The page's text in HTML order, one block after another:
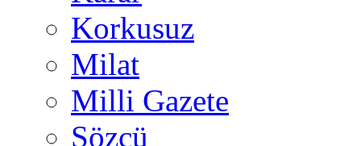
Korkusuz
Milat
Milli Gazete
Sözcü